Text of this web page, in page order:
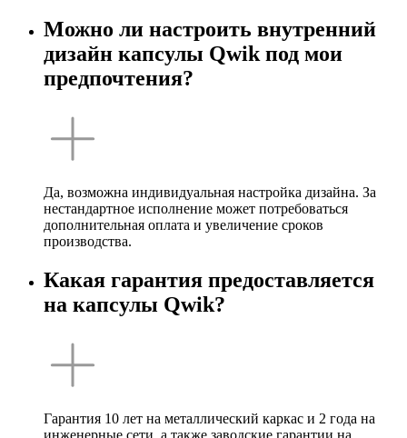
Можно ли настроить внутренний
дизайн капсулы Qwik под мои
предпочтения?
Да, возможна индивидуальная настройка дизайна. За
нестандартное исполнение может потребоваться
дополнительная оплата и увеличение сроков
производства.
Какая гарантия предоставляется
на капсулы Qwik?
Гарантия 10 лет на металлический каркас и 2 года на
инженерные сети, а также заводские гарантии на